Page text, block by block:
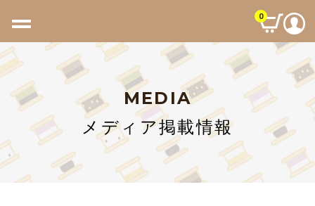
0
MEDIA
メディア掲載情報